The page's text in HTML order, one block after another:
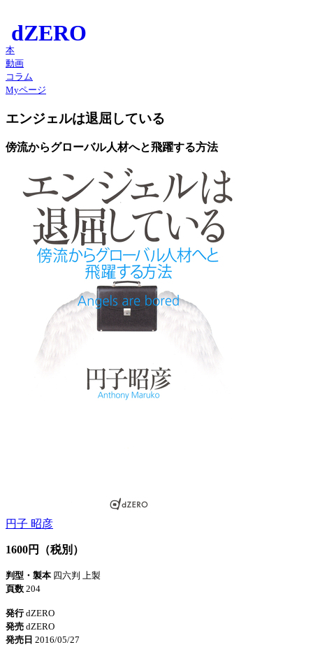
本
動画
コラム
Myページ
エンジェルは退屈している
傍流からグローバル人材へと飛躍する方法
円子 昭彦
1600円（税別）
判型・製本 四六判 上製
頁数 204
発行dZERO
発売 dZERO
発売日 2016/05/27